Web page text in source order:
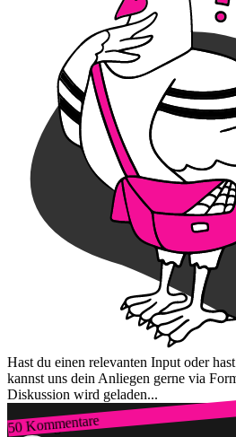
Hast du einen relevanten Input oder
kannst uns dein Anliegen gerne via
Diskussion wird geladen...
50 Kommentare
Zum Login